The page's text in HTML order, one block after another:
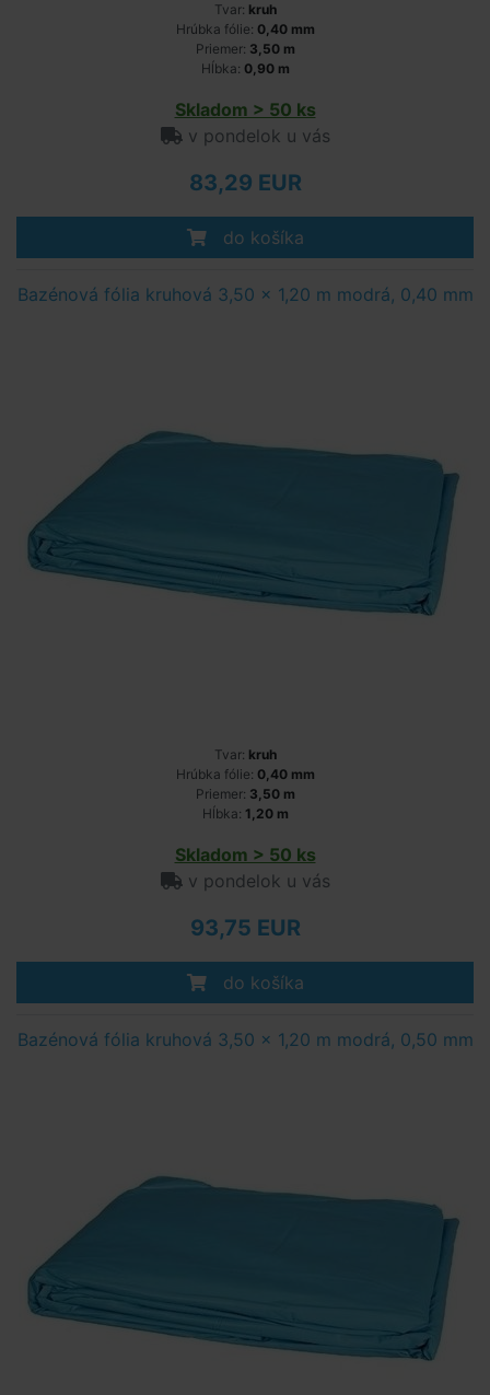
Tvar: kruh
Hrúbka fólie: 0,40 mm
Priemer: 3,50 m
Hĺbka: 0,90 m
Skladom > 50 ks
v pondelok u vás
83,29 EUR
do košíka
Bazénová fólia kruhová 3,50 x 1,20 m modrá, 0,40 mm
Tvar: kruh
Hrúbka fólie: 0,40 mm
Priemer: 3,50 m
Hĺbka: 1,20 m
Skladom > 50 ks
v pondelok u vás
93,75 EUR
do košíka
Bazénová fólia kruhová 3,50 x 1,20 m modrá, 0,50 mm